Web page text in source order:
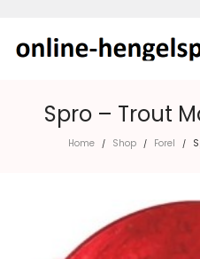
Spro – Trout
Home / Shop / Forel /